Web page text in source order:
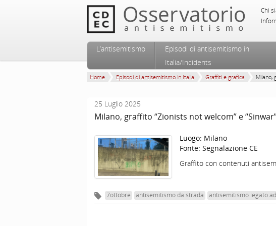
Chi
Menu principale
Vai al contenuto principale
Vai al contenuto secondario
L’antisemitismo
Episodi di antisemitismo in
Italia/Incidents
Home Episodi di antisemitismo in Italia Graffiti e grafica Milano,
25 Luglio 2025
Milano, graffito “Zionists not welcom” e
Luogo: Milano
Fonte: Segnalazione CE
Graffito con contenuti
7ottobre antisemitismo da strada antisemitismo legato